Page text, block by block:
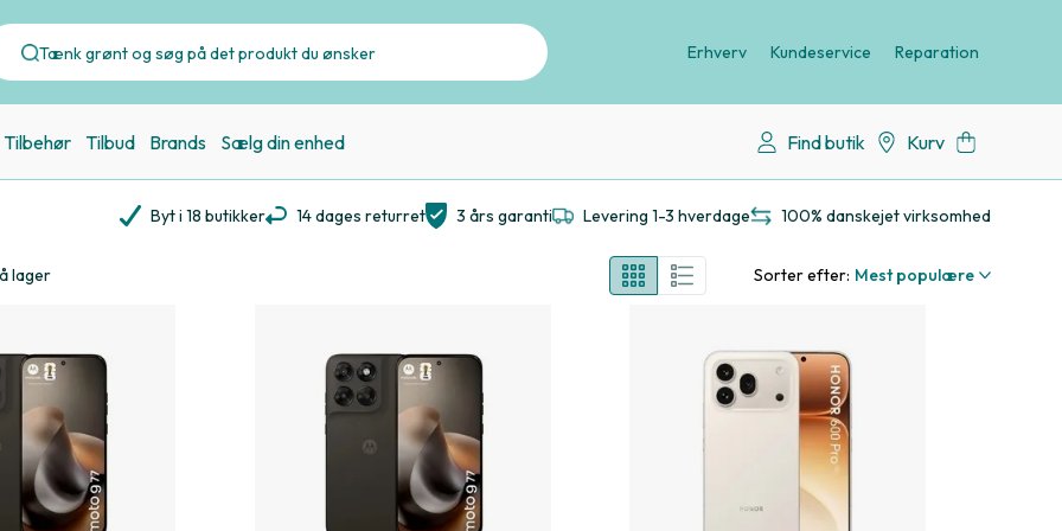
Erhverv Kundeservice Reparation
Tilbehør Tilbud Brands Sælg din enhed Find butik Kurv
Byt i 18 butikker 14 dages returret 3 års garanti Levering 1-3 hverdage 100% danskejet virksomhed
lager Sorter efter: Mest populære